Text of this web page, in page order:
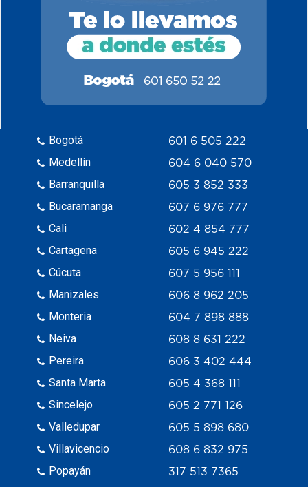
Bogotá
Medellín
Barranquilla
Bucaramanga
Cali
Cartagena
Cúcuta
Manizales
Monteria
Neiva
Pereira
Santa Marta
Sincelejo
Valledupar
Villavicencio
Popayán
601 6 505 222
604 6 040 570
605 3 852 333
607 6 976 777
602 4 854 777
605 6 945 222
607 5 956 111
606 8 962 205
604 7 898 888
608 8 631 222
606 3 402 444
605 4 368 111
605 2 771 126
605 5 898 680
608 6 832 975
317 513 7365